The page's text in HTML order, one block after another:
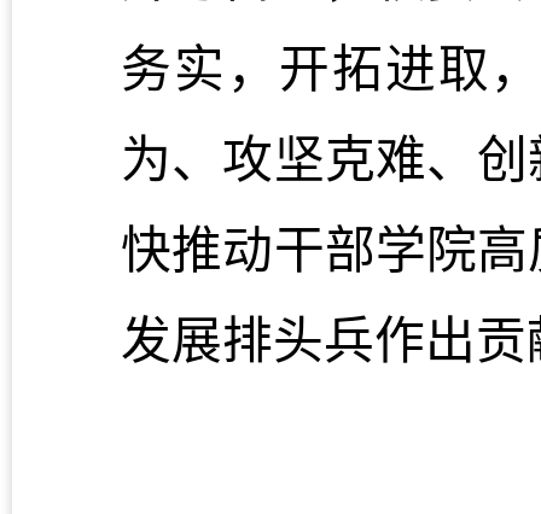
务实，开拓进取
为、攻坚克难、
快推动干部学院
发展排头兵作出贡